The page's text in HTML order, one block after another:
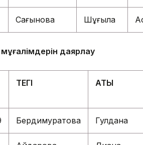
Сағынова Шұғыла
даярлау
ТЕГІ АТЫ
Бердимуратова Гулдана